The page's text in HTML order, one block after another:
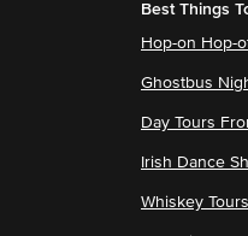
Best Things
Hop-on Hop-
Ghostbus
Day Tours
Irish Dance
Whiskey Tours